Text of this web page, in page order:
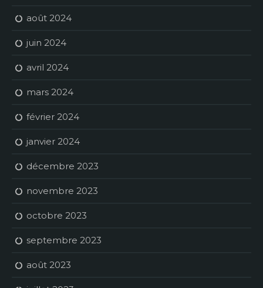
août 2024
juin 2024
avril 2024
mars 2024
février 2024
janvier 2024
décembre 2023
novembre 2023
octobre 2023
septembre 2023
août 2023